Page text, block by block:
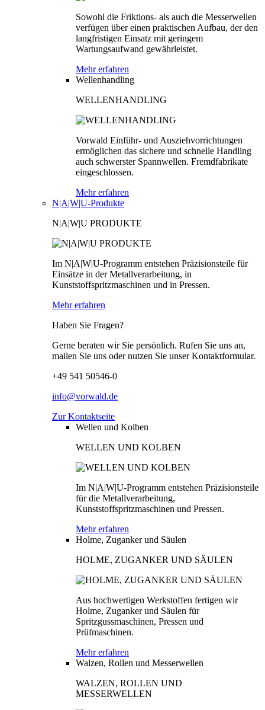
Sowohl die Friktions- als auch die Messerwellen
verfügen über einen praktischen Aufbau, der den
langfristigen Einsatz mit geringem
Wartungsaufwand gewährleistet.
Mehr erfahren
Wellenhandling
WELLENHANDLING
Vorwald Einführ- und Ausziehvorrichtungen
ermöglichen das sichere und schnelle Handling
auch schwerster Spannwellen. Fremdfabrikate
eingeschlossen.
Mehr erfahren
N|A|W|U-Produkte
N|A|W|U PRODUKTE
Im N|A|W|U-Programm entstehen Präzisionsteile für
Einsätze in der Metallverarbeitung, in
Kunststoffspritzmaschinen und in Pressen.
Mehr erfahren
Haben Sie Fragen?
Gerne beraten wir Sie persönlich. Rufen Sie uns an,
mailen Sie uns oder nutzen Sie unser Kontaktformular.
+49 541 50546-0
info@vorwald.de
Zur Kontaktseite
Wellen und Kolben
WELLEN UND KOLBEN
Im N|A|W|U-Programm entstehen Präzisionsteile
für die Metallverarbeitung,
Kunststoffspritzmaschinen und Pressen.
Mehr erfahren
Holme, Zuganker und Säulen
HOLME, ZUGANKER UND SÄULEN
Aus hochwertigen Werkstoffen fertigen wir
Holme, Zuganker und Säulen für
Spritzgussmaschinen, Pressen und
Prüfmaschinen.
Mehr erfahren
Walzen, Rollen und Messerwellen
WALZEN, ROLLEN UND
MESSERWELLEN